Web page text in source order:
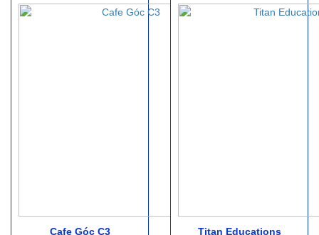
Cafe Góc C3 Titan Educations